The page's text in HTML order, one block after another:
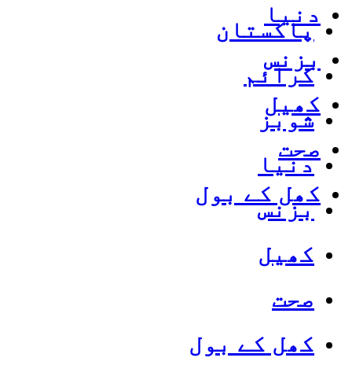
پاکستان
کرائم
شوبز
دنیا
بزنس
کھیل
صحت
کھل کے بول
دنیا
بزنس
کھیل
صحت
کھل کے بول